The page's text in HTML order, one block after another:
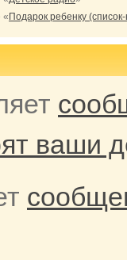
« Подарок ребенку
ваши